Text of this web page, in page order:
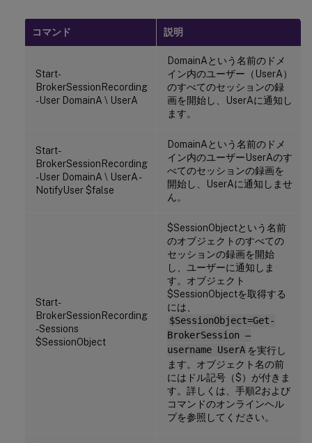
コマンド 説明
Start-
BrokerSessionRecording
-User DomainA \ UserA
DomainAという名前のドメ
イン内のユーザー（UserA）
のすべてのセッションの録
画を開始し、UserAに通知し
ます。
Start-
BrokerSessionRecording
-User DomainA \ UserA -
NotifyUser $false
DomainAという名前のドメ
イン内のユーザーUserAのす
べてのセッションの録画を
開始し、UserAに通知しませ
ん。
Start-
BrokerSessionRecording
-Sessions
$SessionObject
$SessionObjectという名前
のオブジェクトのすべての
セッションの録画を開始
し、ユーザーに通知しま
す。オブジェクト
$SessionObjectを取得する
には、
$SessionObject=Get-
BrokerSession –
username UserA を実行し
ます。オブジェクト名の前
にはドル記号（$）が付きま
す。詳しくは、手順2および
コマンドのオンラインヘル
プを参照してください。